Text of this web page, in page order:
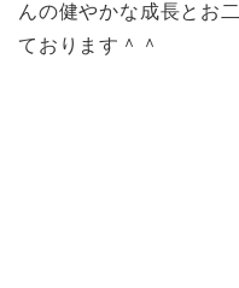
んの健やかな成長とお
ております＾＾